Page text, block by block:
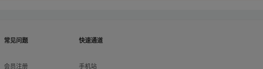
常见问题
会员注册
快速通道
手机站